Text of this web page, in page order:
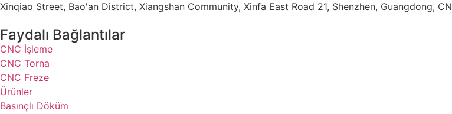
Xinqiao Street, Bao'an District, Xiangshan Community, Xinfa East Road 21, Shenzhen, Guangdong, CN
Faydalı Bağlantılar
CNC İşleme
CNC Torna
CNC Freze
Ürünler
Basınçlı Döküm